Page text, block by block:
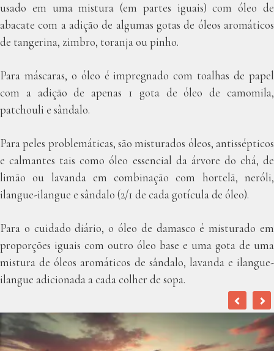
usado em uma mistura (em partes iguais) com óleo de
abacate com a adição de algumas gotas de óleos aromáticos
de tangerina, zimbro, toranja ou pinho.
Para máscaras, o óleo é impregnado com toalhas de papel
com a adição de apenas 1 gota de óleo de camomila,
patchouli e sândalo.
Para peles problemáticas, são misturados óleos, antissépticos
e calmantes tais como óleo essencial da árvore do chá, de
limão ou lavanda em combinação com hortelã, neróli,
ilangue-ilangue e sândalo (2/1 de cada gotícula de óleo).
Para o cuidado diário, o óleo de damasco é misturado em
proporções iguais com outro óleo base e uma gota de uma
mistura de óleos aromáticos de sândalo, lavanda e ilangue-
ilangue adicionada a cada colher de sopa.